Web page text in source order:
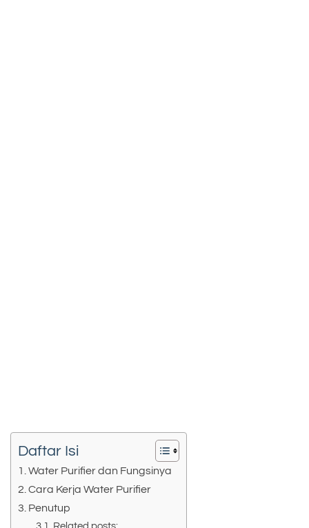
Daftar Isi
Water Purifier dan Fungsinya
Cara Kerja Water Purifier
Penutup